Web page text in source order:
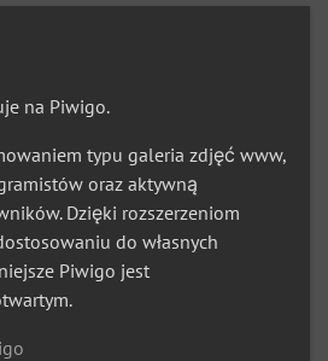
na Piwigo.
typu galeria zdjęć www,
oraz aktywną
Dzięki rozszerzeniom
do własnych
Piwigo jest